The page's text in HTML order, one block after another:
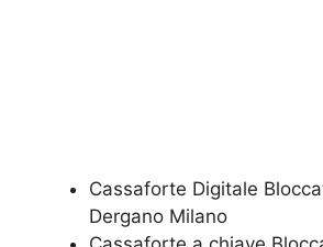
Cassaforte Digitale
Dergano Milano